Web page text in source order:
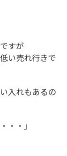
すが
い売れ行きで
入れもあるの
・・」